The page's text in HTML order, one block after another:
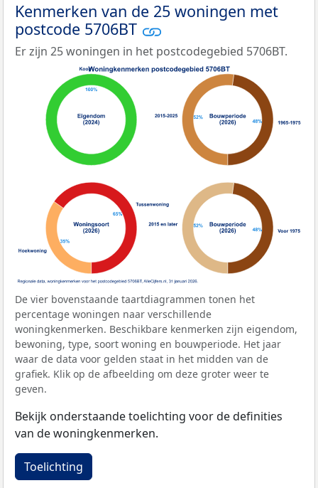
Kenmerken van de 25 woningen met
postcode 5706BT
Er zijn 25 woningen in het postcodegebied 5706BT.
De vier bovenstaande taartdiagrammen tonen het
percentage woningen naar verschillende
woningkenmerken. Beschikbare kenmerken zijn eigendom,
bewoning, type, soort woning en bouwperiode. Het jaar
waar de data voor gelden staat in het midden van de
grafiek. Klik op de afbeelding om deze groter weer te
geven.
Bekijk onderstaande toelichting voor de definities
van de woningkenmerken.
Toelichting